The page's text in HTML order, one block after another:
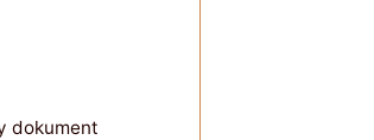
dokument